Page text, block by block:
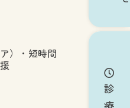
）・短時間